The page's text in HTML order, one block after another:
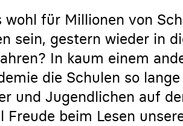
wohl für Millionen von
sein, gestern wieder in
In kaum einem
die Schulen so
und Jugendlichen auf
beim Lesen